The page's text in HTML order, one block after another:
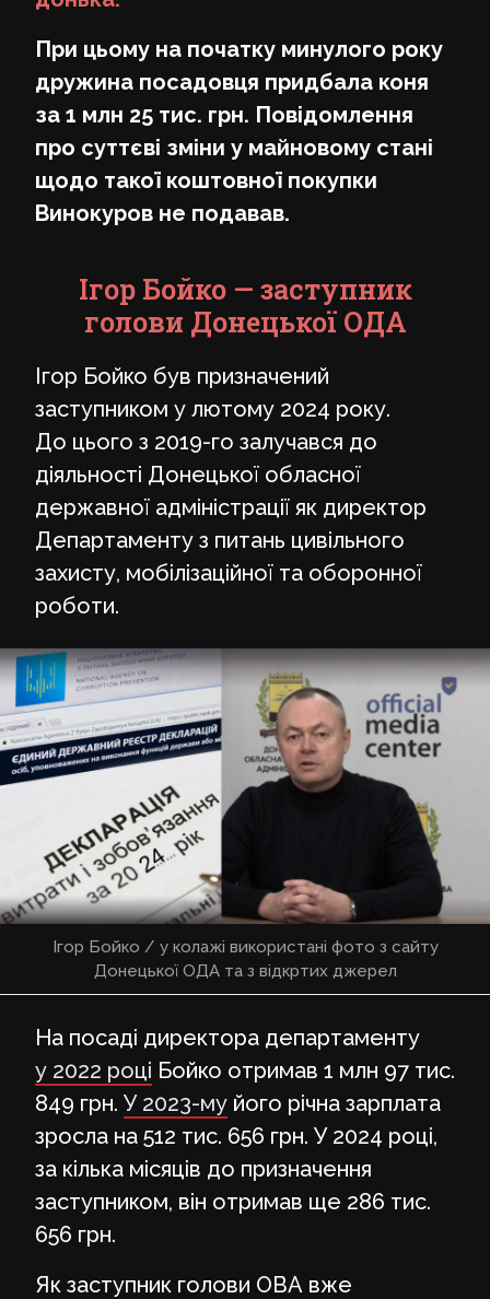
При цьому на початку минулого року
дружина посадовця придбала коня
за 1 млн 25 тис. грн. Повідомлення
про суттєві зміни у майновому стані
щодо такої коштовної покупки
Винокуров не подавав.
Ігор Бойко — заступник
голови Донецької ОДА
Ігор Бойко був призначений
заступником у лютому 2024 року.
До цього з 2019-го залучався до
діяльності Донецької обласної
державної адміністрації як директор
Департаменту з питань цивільного
захисту, мобілізаційної та оборонної
роботи.
Ігор Бойко / у колажі використані фото з сайту
Донецької ОДА та з відкртих джерел
На посаді директора департаменту
у 2022 році Бойко отримав 1 млн 97 тис.
849 грн. У 2023-му його річна зарплата
зросла на 512 тис. 656 грн. У 2024 році,
за кілька місяців до призначення
заступником, він отримав ще 286 тис.
656 грн.
Як заступник голови ОВА вже